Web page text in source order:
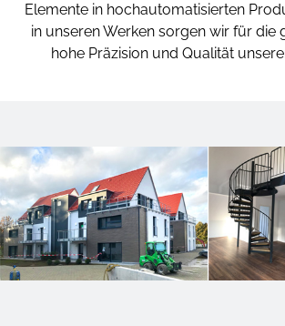
Elemente in hochautomatisierten
in unseren Werken sorgen wir für die
hohe Präzision und Qualität